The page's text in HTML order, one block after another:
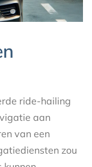
ride-hailing
aan
van een
zou